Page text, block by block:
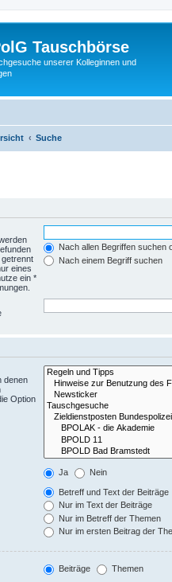
Tauschbörse
unserer Kolleginnen und
Suche
eines
ein *
Nach allen Begriffen suchen
Nach einem Begriff suchen
denen
Option
Ja Nein
Betreff und Text der Beiträge
Nur im Text der Beiträge
Nur im Betreff der Themen
Nur im ersten Beitrag der
Beiträge Themen